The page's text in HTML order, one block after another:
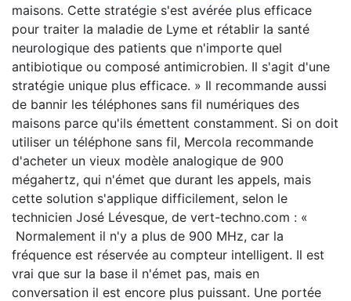
maisons. Cette stratégie s'est avérée plus efficace
pour traiter la maladie de Lyme et rétablir la santé
neurologique des patients que n'importe quel
antibiotique ou composé antimicrobien. Il s'agit d'une
stratégie unique plus efficace. » Il recommande aussi
de bannir les téléphones sans fil numériques des
maisons parce qu'ils émettent constamment. Si on doit
utiliser un téléphone sans fil, Mercola recommande
d'acheter un vieux modèle analogique de 900
mégahertz, qui n'émet que durant les appels, mais
cette solution s'applique difficilement, selon le
technicien José Lévesque, de vert-techno.com : «
Normalement il n'y a plus de 900 MHz, car la
fréquence est réservée au compteur intelligent. Il est
vrai que sur la base il n'émet pas, mais en
conversation il est encore plus puissant. Une portée